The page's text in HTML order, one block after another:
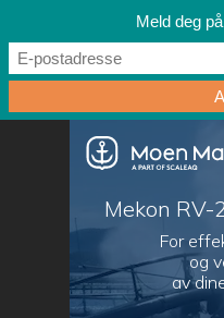
Meld deg